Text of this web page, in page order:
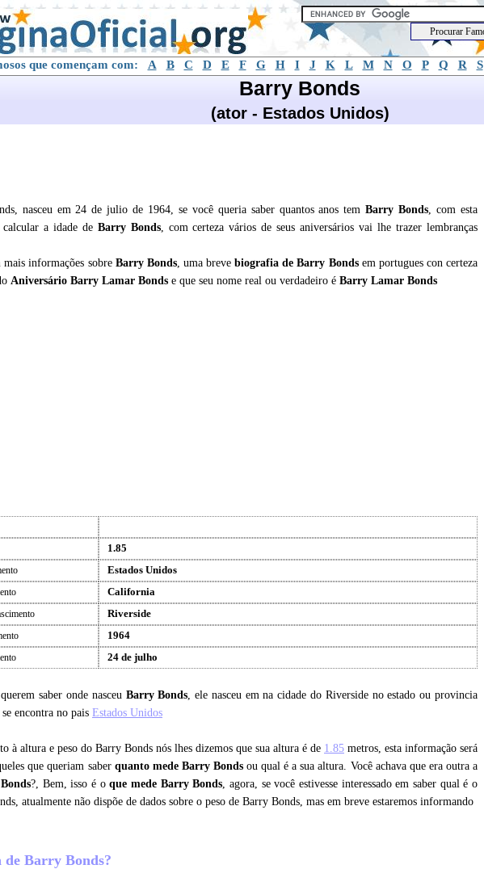
que començam com: A B C D E F G H I J K L M N O P Q R S
Barry Bonds
(ator - Estados Unidos)
nasceu em 24 de julio de 1964, se você queria saber quantos anos temBarry Bonds, com esta
a idade de Barry Bonds, com certeza vários de seus aniversários vai lhe trazer lembranças
informações sobre Barry Bonds, uma brevebiografia deBarry Bondsem portugues con certeza
Aniversário Barry Lamar Bonds e que seu nome real ou verdadeiro é Barry Lamar Bonds
1.85
Estados Unidos
California
Riverside
1964
24 de julho
saber onde nasceu Barry Bonds, ele nasceu em na cidade do Riverside no estado ou provincia
encontra no pais Estados Unidos
à altura e peso do Barry Bonds nós lhes dizemos que sua altura é de 1.85 metros, esta informação será
que queriam saber quanto mede Barry Bondsou qual é a sua altura. Você achava que era outra a
?, Bem, isso é oque mede Barry Bonds, agora, se você estivesse interessado em saber qual é o
atualmente não dispõe de dados sobre o peso de Barry Bonds, mas em breve estaremos informando
de Barry Bonds?